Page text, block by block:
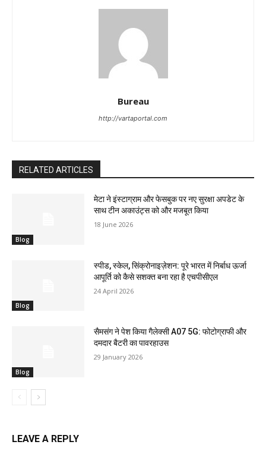
Bureau
http://vartaportal.com
RELATED ARTICLES
Blog
मेटा ने इंस्टाग्राम और फेसबुक पर नए सुरक्षा अपडेट के
साथ टीन अकाउंट्स को और मजबूत किया
18 June 2026
Blog
स्पीड, स्केल, सिंक्रोनाइज़ेशन: पूरे भारत में निर्बाध ऊर्जा
आपूर्ति को कैसे सशक्त बना रहा है एचपीसीएल
24 April 2026
Blog
सैमसंग ने पेश किया गैलेक्सी A07 5G: फोटोग्राफी और
दमदार बैटरी का पावरहाउस
29 January 2026
LEAVE A REPLY